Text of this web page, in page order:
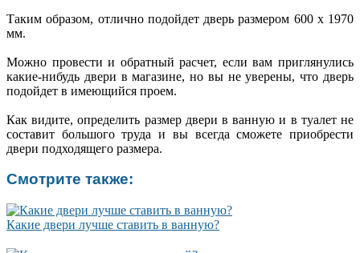
Таким образом, отлично подойдет дверь размером 600 х 1970
мм.
Можно провести и обратный расчет, если вам приглянулись
какие-нибудь двери в магазине, но вы не уверены, что дверь
подойдет в имеющийся проем.
Как видите, определить размер двери в ванную и в туалет не
составит большого труда и вы всегда сможете приобрести
двери подходящего размера.
Смотрите также:
Какие двери лучше ставить в ванную?